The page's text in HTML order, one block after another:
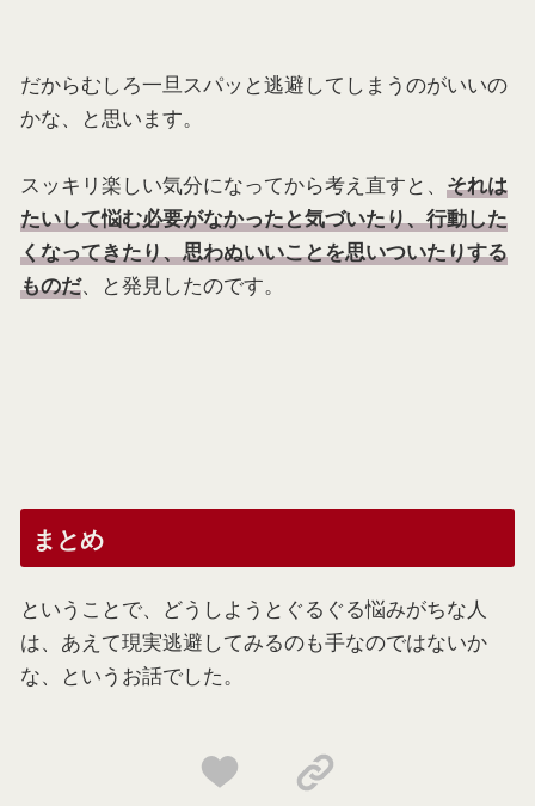
だからむしろ一旦スパッと逃避してしまうのがいいの
かな、と思います。
スッキリ楽しい気分になってから考え直すと、 それは
たいして悩む必要がなかったと気づいたり、行動した
くなってきたり、思わぬいいことを思いついたりする
ものだ、と発見したのです。
まとめ
ということで、どうしようとぐるぐる悩みがちな人
は、あえて現実逃避してみるのも手なのではないか
な、というお話でした。